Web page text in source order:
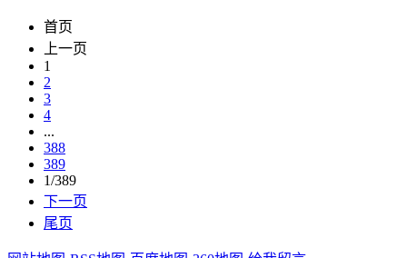
首页
上一页
1
2
3
4
...
388
389
1/389
下一页
尾页